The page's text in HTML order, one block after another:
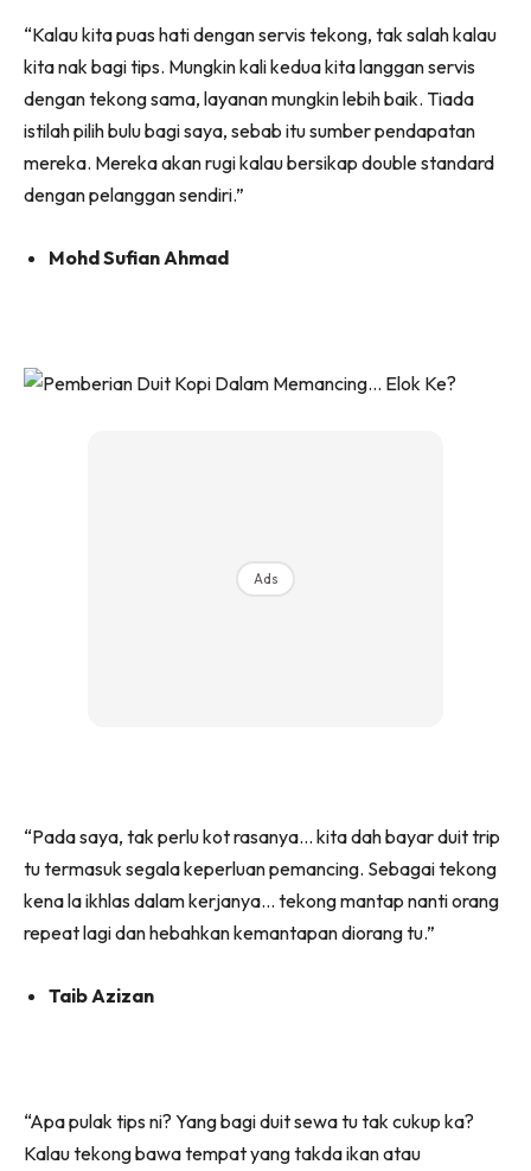
“Kalau kita puas hati dengan servis tekong, tak salah kalau
kita nak bagi tips. Mungkin kali kedua kita langgan servis
dengan tekong sama, layanan mungkin lebih baik. Tiada
istilah pilih bulu bagi saya, sebab itu sumber pendapatan
mereka. Mereka akan rugi kalau bersikap double standard
dengan pelanggan sendiri.”
Mohd Sufian Ahmad
Ads
“Pada saya, tak perlu kot rasanya… kita dah bayar duit trip
tu termasuk segala keperluan pemancing. Sebagai tekong
kena la ikhlas dalam kerjanya… tekong mantap nanti orang
repeat lagi dan hebahkan kemantapan diorang tu.”
Taib Azizan
“Apa pulak tips ni? Yang bagi duit sewa tu tak cukup ka?
Kalau tekong bawa tempat yang takda ikan atau